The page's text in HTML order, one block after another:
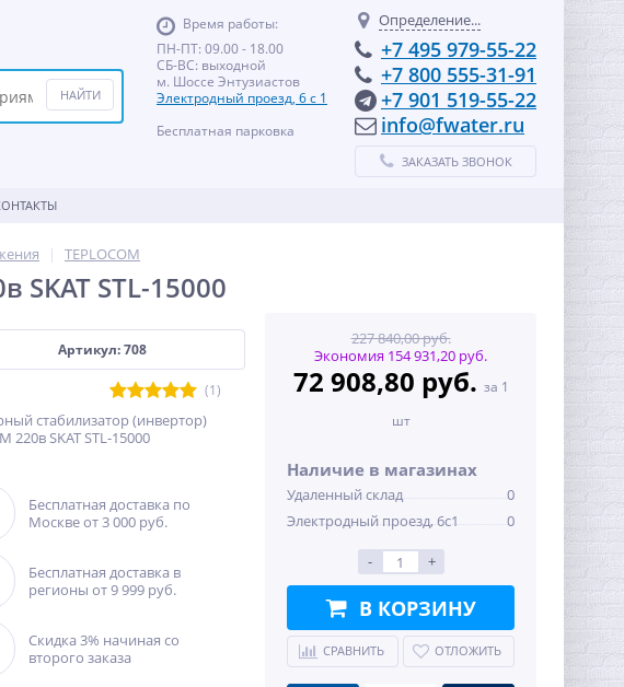
Время работы:
ПН-ПТ: 09.00 - 18.00
СБ-ВС: выходной
м. Шоссе Энтузиастов
Электродный проезд, 6 с 1
Бесплатная парковка
Определение...
+7 495 979-55-22
+7 800 555-31-91
+7 901 519-55-22
info@fwater.ru
ЗАКАЗАТЬ ЗВОНОК
TEPLOCOM
SKAT STL-15000
Артикул: 708
(1)
стабилизатор (инвертор)
220в SKAT STL-15000
Бесплатная доставка по
Москве от 3 000 руб.
Бесплатная доставка в
регионы от 9 999 руб.
Скидка 3% начиная со
второго заказа
227 840,00 руб.
Экономия 154 931,20 руб.
72 908,80 руб. за 1
шт
Наличие в магазинах
Удаленный склад
0
Электродный проезд, 6с1
0
- +
В КОРЗИНУ
СРАВНИТЬ ОТЛОЖИТЬ